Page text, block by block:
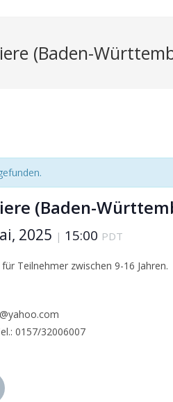
(Baden-
(Baden-
2025 | 15:00 PDT
Teilnehmer zwischen 9-16 Jahren.
0157/32006007